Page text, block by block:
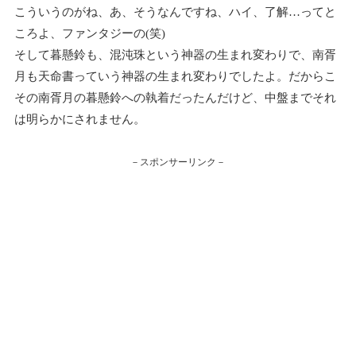
こういうのがね、あ、そうなんですね、ハイ、了解…ってと
ころよ、ファンタジーの(笑)
そして暮懸鈴も、混沌珠という神器の生まれ変わりで、南胥
月も天命書っていう神器の生まれ変わりでしたよ。だからこ
その南胥月の暮懸鈴への執着だったんだけど、中盤までそれ
は明らかにされません。
－スポンサーリンク－